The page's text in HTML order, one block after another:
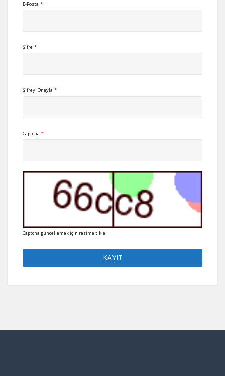
E-Posta *
Şifre *
Şifreyi Onayla *
Captcha *
Captcha güncellemek için resime tıkla